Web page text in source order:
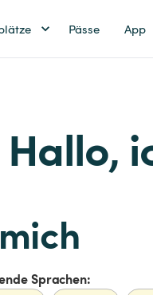
Pässe App
Hallo,
Sprachen: